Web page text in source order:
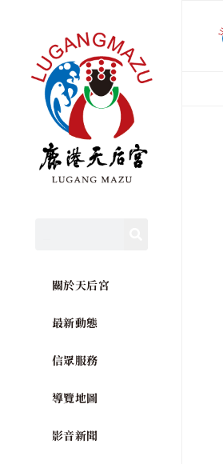
關於天后宮
最新動態
信眾服務
導覽地圖
影音新聞